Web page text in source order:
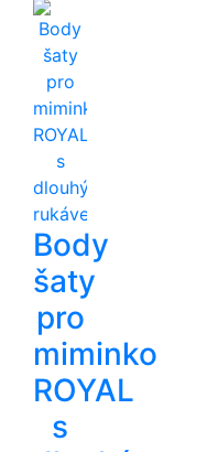
Body
šaty
pro
miminko
ROYAL
s